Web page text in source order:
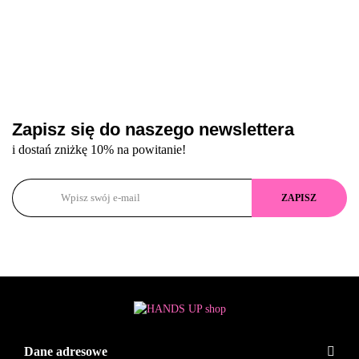
Zapisz się do naszego newslettera
i dostań zniżkę 10% na powitanie!
Dane adresowe